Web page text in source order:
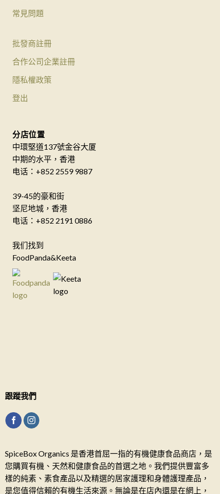
常見問題
批發商註冊
合作公司企業註冊
隱私權政策
登出
分店位置
中環堅道137號金谷大厦
中期的水平，香港
电话：+852 2559 9887
39-45的豪和街
坚尼地城，香港
电话：+852 2191 0886
我们找到
FoodPanda&Keeta
跟蹤我們
SpiceBox Organics 是香港首屈一指的有機健康食品商店，是
您購買有機、天然和健康食品的首選之地。我們提供豐富多
樣的純素、素食產品以及精選的居家護理和身體護理產品，
是您值得信賴的有機生活來源。無論是在店內還是在網上，